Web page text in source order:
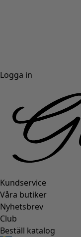
Logga in
Kundservice
Våra butiker
Nyhetsbrev
Club
Beställ katalog